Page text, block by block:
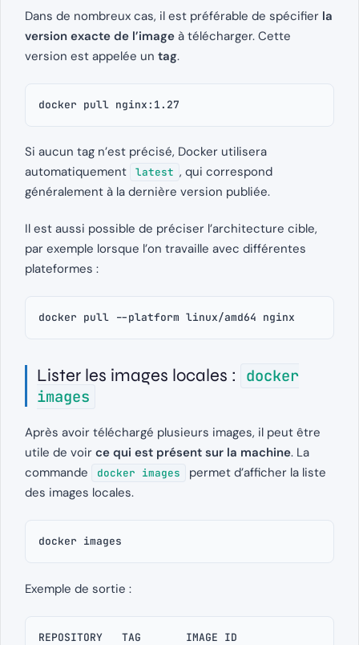
Dans de nombreux cas, il est préférable de spécifier la
version exacte de l’image à télécharger. Cette
version est appelée un tag.
docker pull nginx:1.27
Si aucun tag n’est précisé, Docker utilisera
automatiquement
latest , qui correspond
généralement à la dernière version publiée.
Il est aussi possible de préciser l’architecture cible,
par exemple lorsque l’on travaille avec différentes
plateformes :
docker pull --platform linux/amd64 nginx
Lister les images locales : docker
images
Après avoir téléchargé plusieurs images, il peut être
utile de voir ce qui est présent sur la machine. La
commande
docker images
permet d’afficher la liste
des images locales.
docker images
Exemple de sortie :
REPOSITORY   TAG       IMAGE ID